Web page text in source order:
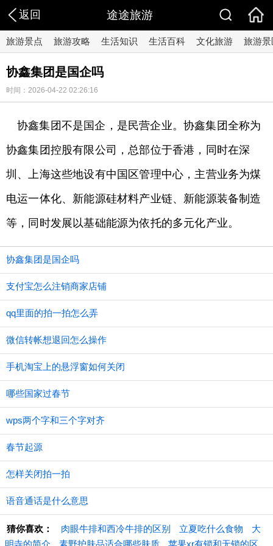
返回 途途旅游
旅游景点 旅游攻略 生活知识 生活百科 文化旅游 旅游景
协鑫集团是国企吗
时间：2026-04-22 02:26:16
协鑫集团不是国企，是民营企业。协鑫集团全称为
协鑫集团控股有限公司，总部位于香港，同时在深
圳、上海这些地设有中国区管理中心，主营业务为煤
电运一体化、新能源硅材料产业链、新能源装备制造
等，同时发展以基础能源为依托的多元化产业。
协鑫集团是国企吗
支付宝怎么注销商家店铺
qq里面的拍一拍怎么弄
微信转帐想退回怎么操作
手机淘宝上的悬浮窗如何关闭
哪些国家过春节
wps两个字和三个字对齐
春节起源
怎样关闭拍一拍
语音通话是什么意思
猜你喜欢： 肉眼牛排和西冷牛排的区别 立夏吃什么食物
大
明寺的简介
素野护肤品适合哪些肤质 苹果xr有锁和无锁的区